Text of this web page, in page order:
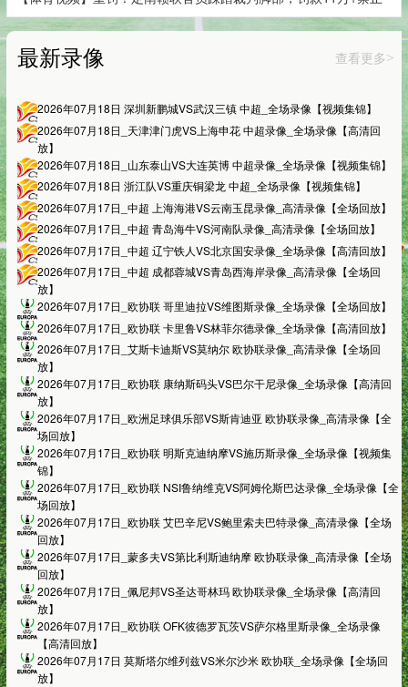
最新录像 查看更多>
2026年07月18日 深圳新鹏城VS武汉三镇 中超_全场录像【视频集锦】
2026年07月18日_天津津门虎VS上海申花 中超录像_全场录像【高清回
放】
2026年07月18日_山东泰山VS大连英博 中超录像_全场录像【视频集锦】
2026年07月18日 浙江队VS重庆铜梁龙 中超_全场录像【视频集锦】
2026年07月17日_中超 上海海港VS云南玉昆录像_高清录像【全场回放】
2026年07月17日_中超 青岛海牛VS河南队录像_高清录像【全场回放】
2026年07月17日_中超 辽宁铁人VS北京国安录像_全场录像【高清回放】
2026年07月17日_中超 成都蓉城VS青岛西海岸录像_高清录像【全场回
放】
2026年07月17日_欧协联 哥里迪拉VS维图斯录像_全场录像【全场回放】
2026年07月17日_欧协联 卡里鲁VS林菲尔德录像_全场录像【高清回放】
2026年07月17日_艾斯卡迪斯VS莫纳尔 欧协联录像_高清录像【全场回
放】
2026年07月17日_欧协联 康纳斯码头VS巴尔干尼录像_全场录像【高清回
放】
2026年07月17日_欧洲足球俱乐部VS斯肯迪亚 欧协联录像_高清录像【全
场回放】
2026年07月17日_欧协联 明斯克迪纳摩VS施历斯录像_全场录像【视频集
锦】
2026年07月17日_欧协联 NSI鲁纳维克VS阿姆伦斯巴达录像_全场录像【全
场回放】
2026年07月17日_欧协联 艾巴辛尼VS鲍里索夫巴特录像_高清录像【全场
回放】
2026年07月17日_蒙多夫VS第比利斯迪纳摩 欧协联录像_高清录像【全场
回放】
2026年07月17日_佩尼邦VS圣达哥林玛 欧协联录像_全场录像【高清回
放】
2026年07月17日_欧协联 OFK彼德罗瓦茨VS萨尔格里斯录像_全场录像
【高清回放】
2026年07月17日 莫斯塔尔维列兹VS米尔沙米 欧协联_全场录像【全场回
放】